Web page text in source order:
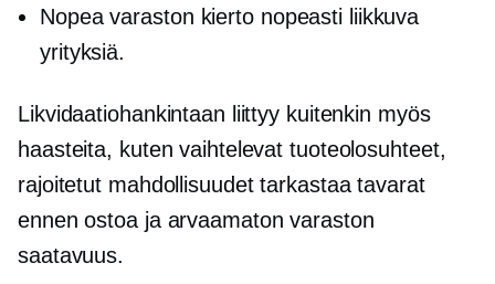
Nopea varaston kierto nopeasti liikkuva
yrityksiä.
Likvidaatiohankintaan liittyy kuitenkin myös
haasteita, kuten vaihtelevat tuoteolosuhteet,
rajoitetut mahdollisuudet tarkastaa tavarat
ennen ostoa ja arvaamaton varaston
saatavuus.